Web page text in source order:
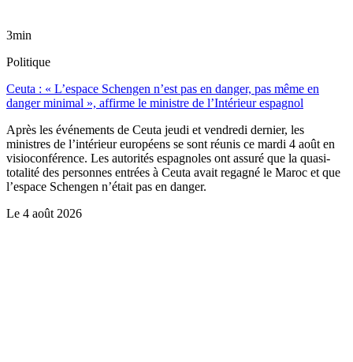
3min
Politique
Ceuta : « L’espace Schengen n’est pas en danger, pas même en
danger minimal », affirme le ministre de l’Intérieur espagnol
Après les événements de Ceuta jeudi et vendredi dernier, les
ministres de l’intérieur européens se sont réunis ce mardi 4 août en
visioconférence. Les autorités espagnoles ont assuré que la quasi-
totalité des personnes entrées à Ceuta avait regagné le Maroc et que
l’espace Schengen n’était pas en danger.
Le 4 août 2026